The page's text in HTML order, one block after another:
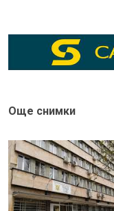
Още снимки